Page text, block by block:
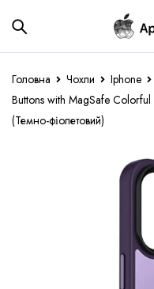
Головна Чохли Iphone
Buttons with MagSafe
(Темно-фіолетовий)